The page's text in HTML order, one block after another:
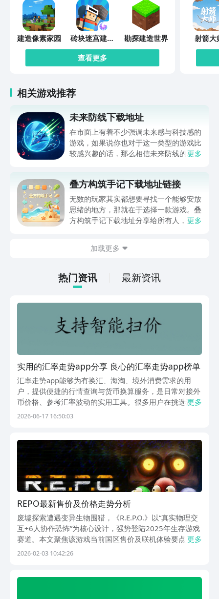
建造像素家园 砖块迷宫建造
者
勘探建造世界
查看更多
射箭大
相关游戏推荐
未来防线下载地址
在市面上有着不少强调未来感与科技感的
游戏，如果说你也对于这一类型的游戏比
较感兴趣的话，那么相信未来防线的名字
关链接，在最近这款游戏的热度非常之
高，无论是先进前卫的背景设定，还是紧
张有趣的战斗玩法，都吸引着不少同学的
关注，你是否也想要提前进行预约，方便
更多
叠方构筑手记下载地址链接
无数的玩家其实都想要寻找一个能够安放
思绪的地方，那就在于选择一款游戏。叠
方构筑手记下载地址分享给所有人，这一
情。如果大家想要下载这款游戏，其实方
下游戏的主要乐趣吧。
更多
加载更多
热门资讯 最新资讯
实用的汇率走势app分享 良心的汇率走势app榜单
汇率走势app能够为有换汇、海淘、境外消费需求的用
户，提供便捷的行情查询与货币换算服务，是日常对接外
币价格、参考汇率波动的实用工具。很多用户在挑选这类
工具时，会担心应用携带捆绑插件，会顾虑弹窗广告干扰
用...
更多
2026-06-17 16:50:03
REPO最新售价及价格走势分析
废墟探索遭遇变异生物围猎，《R.E.P.O.》以“真实物理交
互+6人协作恐怖”为核心设计，强势登陆2025年生存游戏
赛道。本文聚焦该游戏当前国区售价及联机体验要点，助
玩家高效决策。【biubiu加速器】最新版下载》》》》》
更多
2026-02-03 10:42:26